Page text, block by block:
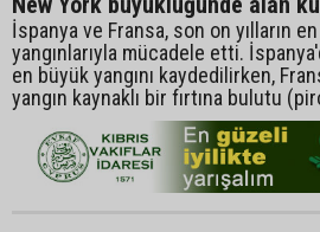
İspanya ve Fransa, son on yılların en
yangınlarıyla mücadele etti.
en büyük yangını kaydedilirken,
yangın kaynaklı bir fırtına bulutu